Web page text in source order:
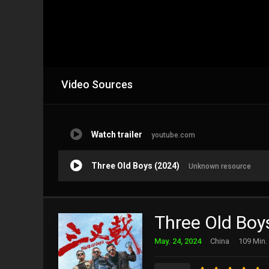
Video Sources
Watch trailer youtube.com
Three Old Boys (2024) Unknown resource
Three Old
May. 24, 2024 China 109 Min.